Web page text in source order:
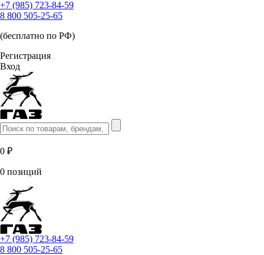
+7 (985) 723-84-59
8 800 505-25-65
(бесплатно по РФ)
Регистрация
Вход
0 ₽
0 позиций
+7 (985) 723-84-59
8 800 505-25-65